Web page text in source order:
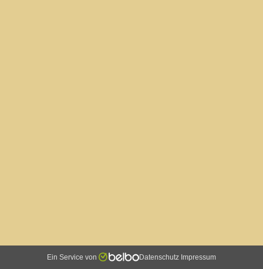
Ein Service von Datenschutz Impressum